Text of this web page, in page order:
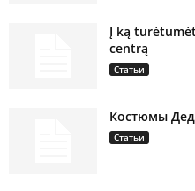
Į ką
centrą
Статьи
Костюмы
Статьи